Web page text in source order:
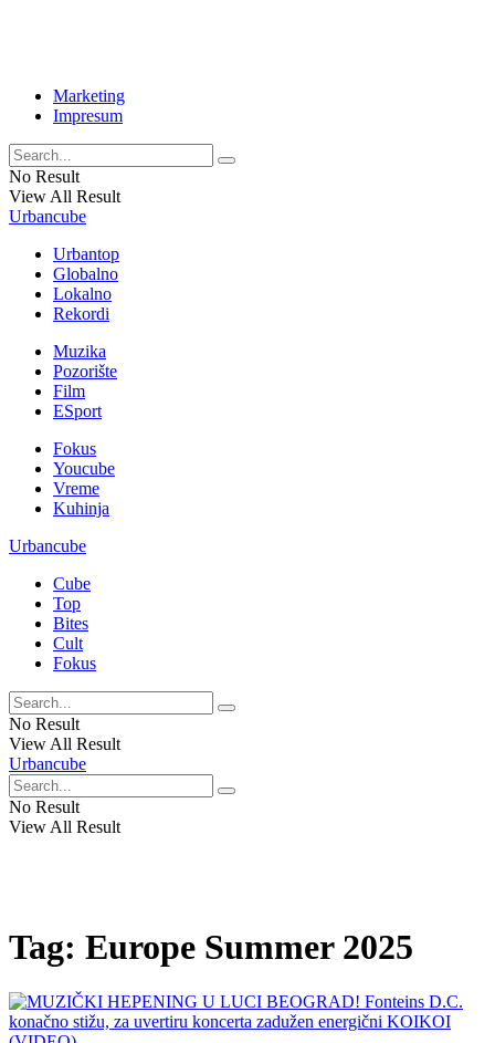
Marketing
Impresum
No Result
View All Result
Urbancube
Urbantop
Globalno
Lokalno
Rekordi
Muzika
Pozorište
Film
ESport
Fokus
Youcube
Vreme
Kuhinja
Urbancube
Cube
Top
Bites
Cult
Fokus
No Result
View All Result
Urbancube
No Result
View All Result
Tag: Europe Summer 2025